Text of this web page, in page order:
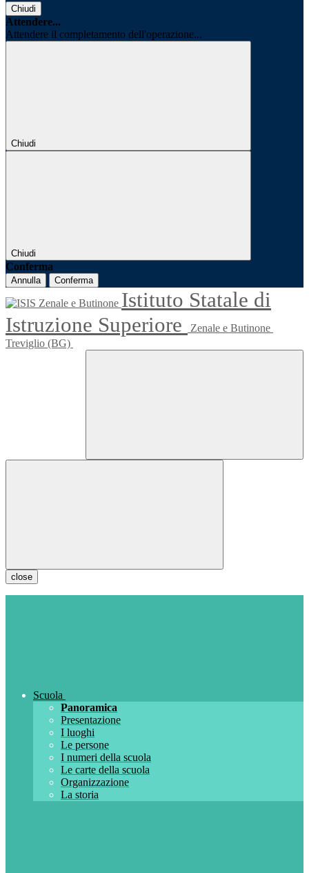
Chiudi
Attendere...
Attendere il completamento dell'operazione...
Chiudi
Chiudi
Conferma
Annulla Conferma
Istituto Statale di
Istruzione Superiore
Zenale e Butinone
Treviglio (BG)
close
Scuola
Panoramica
Presentazione
I luoghi
Le persone
I numeri della scuola
Le carte della scuola
Organizzazione
La storia